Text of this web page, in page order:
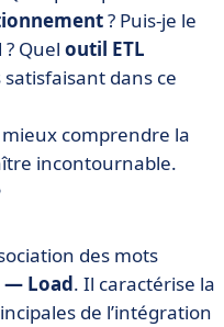
? Puis-je le
Quel outil ETL
dans ce
mieux comprendre la
incontournable.
des mots
— Load. Il caractérise la
de l’intégration